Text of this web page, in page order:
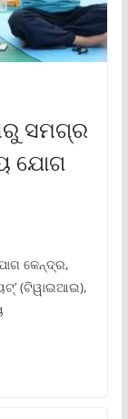
ସମଗ୍ର
ଯୋଗ
କେନ୍ଦ୍ର,
(ଟିୱାଇଆଇ),